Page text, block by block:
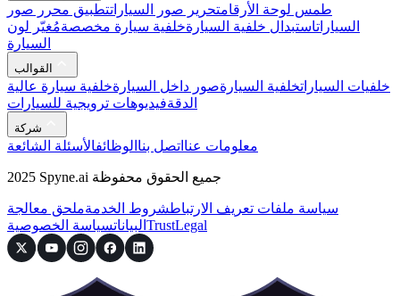
طمس لوحة الأرقامتحرير صور السياراتتطبيق محرر صور
السياراتاستبدال خلفية السيارةخلفية سيارة مخصصةمُغيّر لون
السيارة
القوالب
خلفيات السياراتخلفية السيارةصور داخل السيارةخلفية سيارة عالية
الدقةفيديوهات ترويجية للسيارات
شركة
معلومات عنا اتصل بنا الوظائفالأسئلة الشائعة
2025 Spyne.ai جميع الحقوق محفوظة
سياسة ملفات تعريف الارتباطشروط الخدمةملحق معالجة
البياناتسياسة الخصوصية TrustLegal